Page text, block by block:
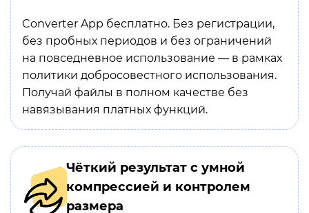
Converter App бесплатно. Без регистрации,
без пробных периодов и без ограничений
на повседневное использование — в рамках
политики добросовестного использования.
Получай файлы в полном качестве без
навязывания платных функций.
Чёткий результат с умной
компрессией и контролем
размера